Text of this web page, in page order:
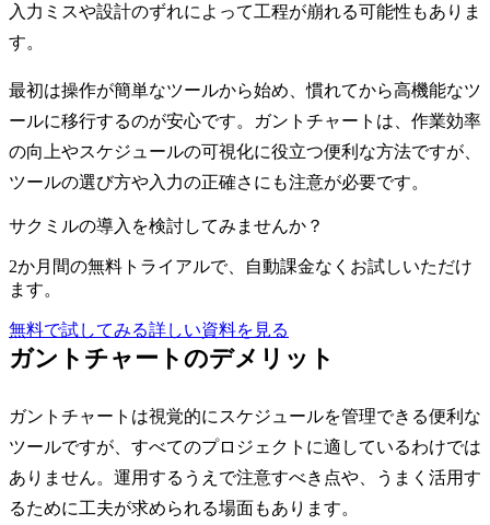
入力ミスや設計のずれによって工程が崩れる可能性もありま
す。
最初は操作が簡単なツールから始め、慣れてから高機能なツ
ールに移行するのが安心です。ガントチャートは、作業効率
の向上やスケジュールの可視化に役立つ便利な方法ですが、
ツールの選び方や入力の正確さにも注意が必要です。
サクミルの導入を検討してみませんか？
2か月間の無料トライアルで、自動課金なくお試しいただけ
ます。
無料で試してみる詳しい資料を見る
ガントチャートのデメリット
ガントチャートは視覚的にスケジュールを管理できる便利な
ツールですが、すべてのプロジェクトに適しているわけでは
ありません。運用するうえで注意すべき点や、うまく活用す
るために工夫が求められる場面もあります。